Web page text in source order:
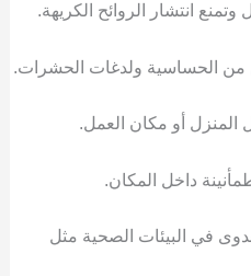
انتشار الروائح الكريهة.
من الحساسية ولدغات الحشرات.
المنزل أو مكان العمل.
داخل المكان.
في البيئات الصحية مثل